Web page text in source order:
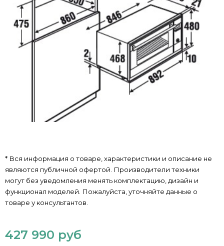
* Вся информация о товаре, характеристики и описание не
являются публичной офертой. Производители техники
могут без уведомления менять комплектацию, дизайн и
функционал моделей. Пожалуйста, уточняйте данные о
товаре у консультантов.
427 990 руб